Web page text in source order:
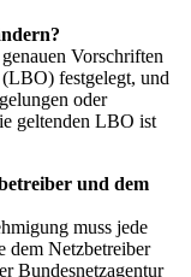
Vorschriften
festgelegt, und
oder
geltenden LBO ist
und dem
muss jede
dem Netzbetreiber
Bundesnetzagentur